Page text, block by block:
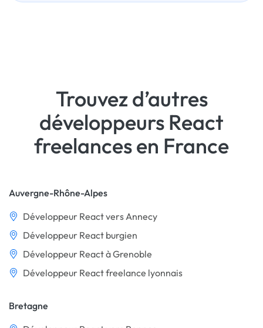
Trouvez d’autres
développeurs React
freelances en France
Auvergne-Rhône-Alpes
Développeur React vers Annecy
Développeur React burgien
Développeur React à Grenoble
Développeur React freelance lyonnais
Bretagne